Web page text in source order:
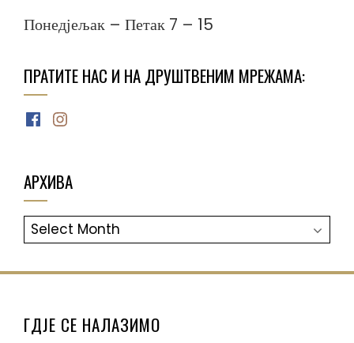
Понедјељак – Петак 7 – 15
ПРАТИТЕ НАС И НА ДРУШТВЕНИМ МРЕЖАМА:
Facebook
Instagram
АРХИВА
АРХИВА
ГДЈЕ СЕ НАЛАЗИМО